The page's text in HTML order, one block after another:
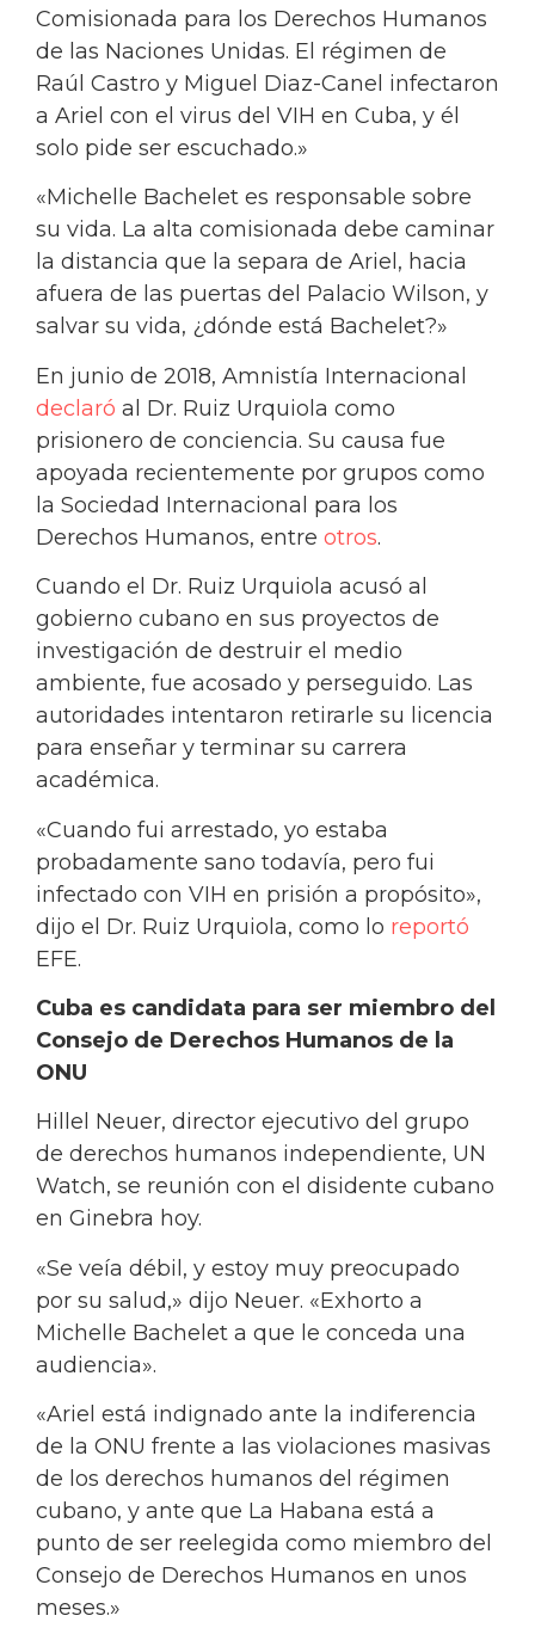
Comisionada para los Derechos Humanos
de las Naciones Unidas. El régimen de
Raúl Castro y Miguel Diaz-Canel infectaron
a Ariel con el virus del VIH en Cuba, y él
solo pide ser escuchado.»
«Michelle Bachelet es responsable sobre
su vida. La alta comisionada debe caminar
la distancia que la separa de Ariel, hacia
afuera de las puertas del Palacio Wilson, y
salvar su vida, ¿dónde está Bachelet?»
En junio de 2018, Amnistía Internacional
declaró al Dr. Ruiz Urquiola como
prisionero de conciencia. Su causa fue
apoyada recientemente por grupos como
la Sociedad Internacional para los
Derechos Humanos, entre otros.
Cuando el Dr. Ruiz Urquiola acusó al
gobierno cubano en sus proyectos de
investigación de destruir el medio
ambiente, fue acosado y perseguido. Las
autoridades intentaron retirarle su licencia
para enseñar y terminar su carrera
académica.
«Cuando fui arrestado, yo estaba
probadamente sano todavía, pero fui
infectado con VIH en prisión a propósito»,
dijo el Dr. Ruiz Urquiola, como lo reportó
EFE.
Cuba es candidata para ser miembro del
Consejo de Derechos Humanos de la
ONU
Hillel Neuer, director ejecutivo del grupo
de derechos humanos independiente, UN
Watch, se reunión con el disidente cubano
en Ginebra hoy.
«Se veía débil, y estoy muy preocupado
por su salud,» dijo Neuer. «Exhorto a
Michelle Bachelet a que le conceda una
audiencia».
«Ariel está indignado ante la indiferencia
de la ONU frente a las violaciones masivas
de los derechos humanos del régimen
cubano, y ante que La Habana está a
punto de ser reelegida como miembro del
Consejo de Derechos Humanos en unos
meses.»